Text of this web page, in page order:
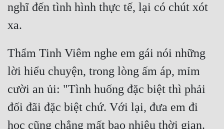
Tu Chân
Tu Tiên
Tội Phạm
Vô Địch
Võ Hiệp
Võng Du
nghĩ đến tình hình thực tế, lại có chút xót
Thẩm Tinh Viêm nghe em gái nói những
lời hiểu chuyện, trong lòng ấm áp, mỉm
cười an ủi: "Tình huống đặc biệt thì phải
đối đãi đặc biệt chứ. Với lại, đưa em đi
học cũng chẳng mất bao nhiêu thời gian.